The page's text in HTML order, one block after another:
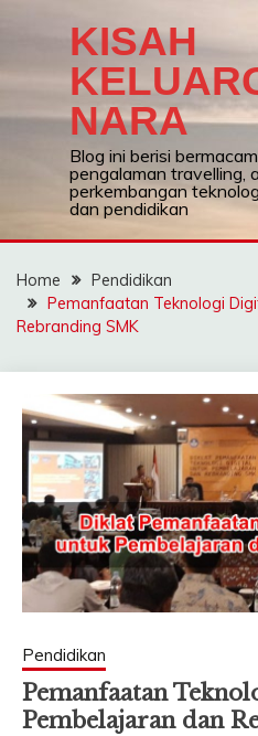
KISAH
NARA
Blog ini berisi
pengalaman travelling,
perkembangan
dan pendidikan
Home
Pendidikan
Pemanfaatan Teknologi
Rebranding SMK
Pendidikan
Pemanfaatan
Pembelajaran dan